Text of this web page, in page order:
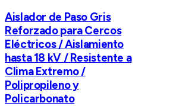
Aislador de Paso Gris
Reforzado para Cercos
Eléctricos / Aislamiento
hasta 18 kV / Resistente a
Clima Extremo /
Polipropileno y
Policarbonato